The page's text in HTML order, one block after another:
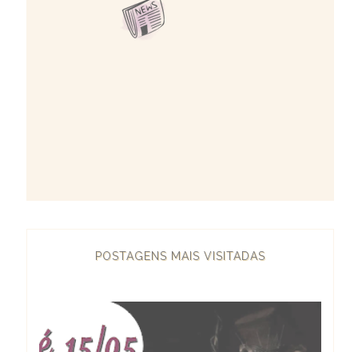
POSTAGENS MAIS VISITADAS